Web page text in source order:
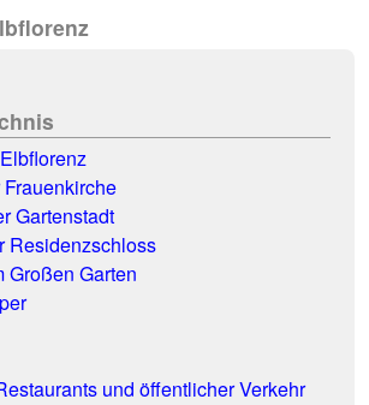
Gartenstadt
Residenzschloss
Großen Garten
und öffentlicher Verkehr